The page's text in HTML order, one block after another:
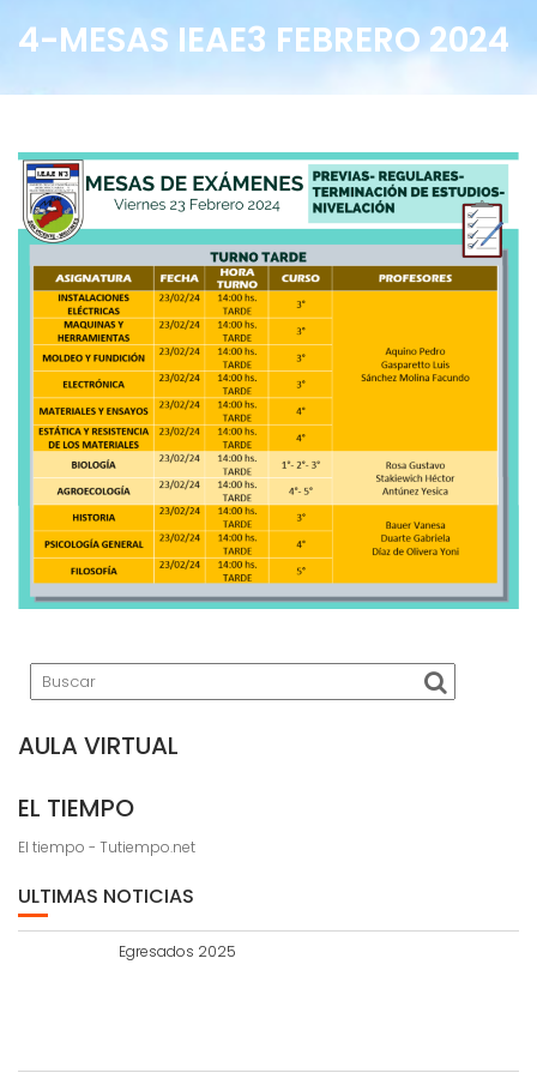
4-MESAS IEAE3 FEBRERO 2024
AULA VIRTUAL
EL TIEMPO
El tiempo - Tutiempo.net
ULTIMAS NOTICIAS
Egresados 2025